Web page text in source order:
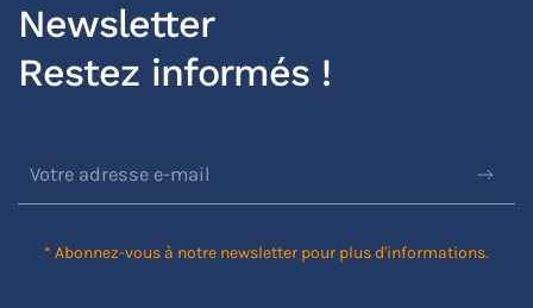
Newsletter
Restez informés !
* Abonnez-vous à notre newsletter pour plus d'informations.